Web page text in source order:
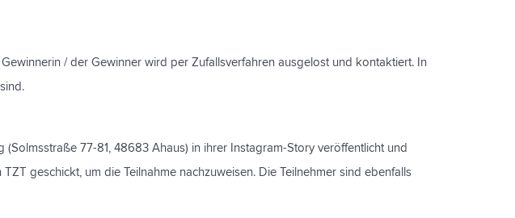
/ der Gewinner wird per Zufallsverfahren ausgelost und kontaktiert. In
77-81, 48683 Ahaus) in ihrer Instagram-Story veröffentlicht und
geschickt, um die Teilnahme nachzuweisen. Die Teilnehmer sind ebenfalls